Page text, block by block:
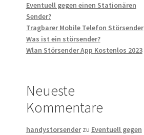
Eventuell gegen einen Stationären
Sender?
Tragbarer Mobile Telefon Störsender
Was ist ein störsender?
Wlan Störsender App Kostenlos 2023
Neueste
Kommentare
handystorsenderzu Eventuell gegen